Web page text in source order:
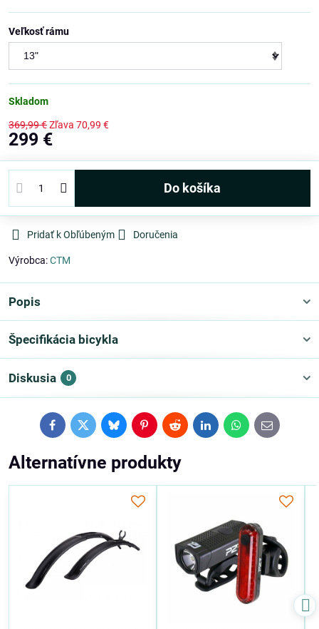
Veľkosť rámu
Skladom
369,99 €Zľava 70,99 €
299 €
Do košíka
Pridať k Obľúbeným Doručenia
Výrobca:CTM
Popis
Špecifikácia bicykla
Diskusia 0
FacebookTwitterBlueskyPinterestRedditLinkedInWhatsApp
E-
mail
Alternatívne produkty